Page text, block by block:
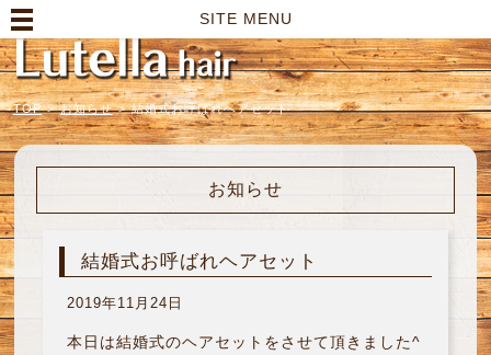
SITE MENU
TOP > お知らせ > 結婚式お呼ばれヘアセット
お知らせ
結婚式お呼ばれヘアセット
2019年11月24日
本日は結婚式のヘアセットをさせて頂きました^